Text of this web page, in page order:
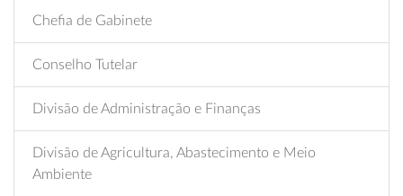
Chefia de Gabinete
Conselho Tutelar
Divisão de Administração e Finanças
Divisão de Agricultura, Abastecimento e Meio
Ambiente